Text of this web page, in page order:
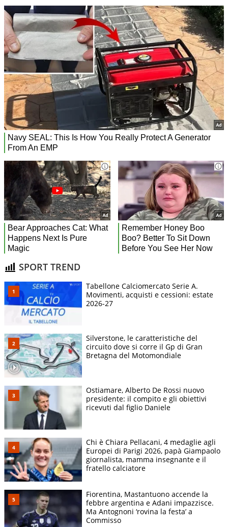
SPORT TREND
Tabellone Calciomercato Serie A.
Movimenti, acquisti e cessioni: estate
2026-27
Silverstone, le caratteristiche del
circuito dove si corre il Gp di Gran
Bretagna del Motomondiale
Ostiamare, Alberto De Rossi nuovo
presidente: il compito e gli obiettivi
ricevuti dal figlio Daniele
Chi è Chiara Pellacani, 4 medaglie agli
Europei di Parigi 2026, papà Giampaolo
giornalista, mamma insegnante e il
fratello calciatore
Fiorentina, Mastantuono accende la
febbre argentina e Adani impazzisce.
Ma Antognoni ‘rovina la festa’ a
Commisso